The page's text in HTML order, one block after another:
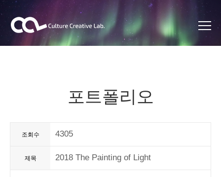
포트폴리오
조회수 4305
제목 2018 The Painting of Light